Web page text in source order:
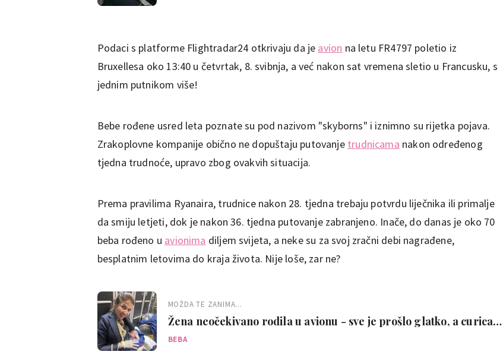
Podaci s platforme Flightradar24 otkrivaju da je avion na letu FR4797 poletio iz
Bruxellesa oko 13:40 u četvrtak, 8. svibnja, a već nakon sat vremena sletio u Francusku, s
jednim putnikom više!
Bebe rođene usred leta poznate su pod nazivom "skyborns" i iznimno su rijetka pojava.
Zrakoplovne kompanije obično ne dopuštaju putovanje trudnicama nakon određenog
tjedna trudnoće, upravo zbog ovakvih situacija.
Prema pravilima Ryanaira, trudnice nakon 28. tjedna trebaju potvrdu liječnika ili primalje
da smiju letjeti, dok je nakon 36. tjedna putovanje zabranjeno. Inače, do danas je oko 70
beba rođeno u avionima diljem svijeta, a neke su za svoj zračni debi nagrađene,
besplatnim letovima do kraja života. Nije loše, zar ne?
MOŽDA TE ZANIMA...
Žena neočekivano rodila u avionu - sve je prošlo glatko, a curica
ima uistinu neobično, ali poznato ime
BEBA